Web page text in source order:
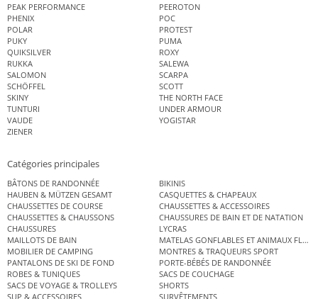
PEAK PERFORMANCE
PEEROTON
PHENIX
POC
POLAR
PROTEST
PUKY
PUMA
QUIKSILVER
ROXY
RUKKA
SALEWA
SALOMON
SCARPA
SCHÖFFEL
SCOTT
SKINY
THE NORTH FACE
TUNTURI
UNDER ARMOUR
VAUDE
YOGISTAR
ZIENER
Catégories principales
BÂTONS DE RANDONNÉE
BIKINIS
HAUBEN & MÜTZEN GESAMT
CASQUETTES & CHAPEAUX
CHAUSSETTES DE COURSE
CHAUSSETTES & ACCESSOIRES
CHAUSSETTES & CHAUSSONS
CHAUSSURES DE BAIN ET DE NATATION
CHAUSSURES
LYCRAS
MAILLOTS DE BAIN
MATELAS GONFLABLES ET ANIMAUX
MOBILIER DE CAMPING
MONTRES & TRAQUEURS SPORT
PANTALONS DE SKI DE FOND
PORTE-BÉBÉS DE RANDONNÉE
ROBES & TUNIQUES
SACS DE COUCHAGE
SACS DE VOYAGE & TROLLEYS
SHORTS
SUP & ACCESSOIRES
SURVÊTEMENTS